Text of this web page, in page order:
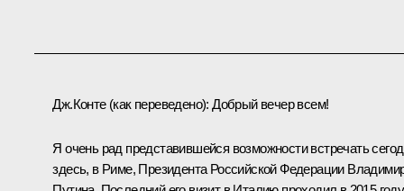
Дж.Конте (как переведено):Добрый вечер всем!
Я очень рад представившейся возможности встречать
здесь, в Риме, Президента Российской Федерации